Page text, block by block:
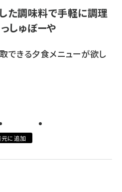
た調味料で手軽に調理
しゅぼーや
できる夕食メニューが欲し
に追加